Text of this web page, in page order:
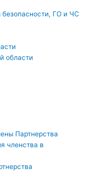
безопасности, ГО и ЧС
области
Партнерства
членства в